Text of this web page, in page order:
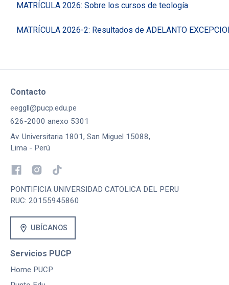
MATRÍCULA 2026: Sobre los cursos de teología
MATRÍCULA 2026-2: Resultados de ADELANTO
Contacto
eeggll@pucp.edu.pe
626-2000 anexo 5301
Av. Universitaria 1801, San Miguel 15088,
Lima - Perú
PONTIFICIA UNIVERSIDAD CATOLICA DEL PERU
RUC: 20155945860
location_on UBÍCANOS
Servicios PUCP
Home PUCP